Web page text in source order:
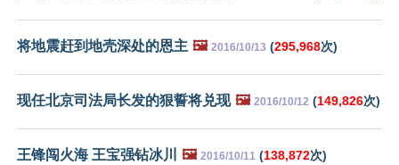
将地震赶到地壳深处的恩主 🖼️ 2016/10/13 (295,968次)
现任北京司法局长发的狠誓将兑现 🖼️ 2016/10/12 (149,826次)
王锋闯火海 王宝强钻冰川 🖼️ 2016/10/11 (138,872次)